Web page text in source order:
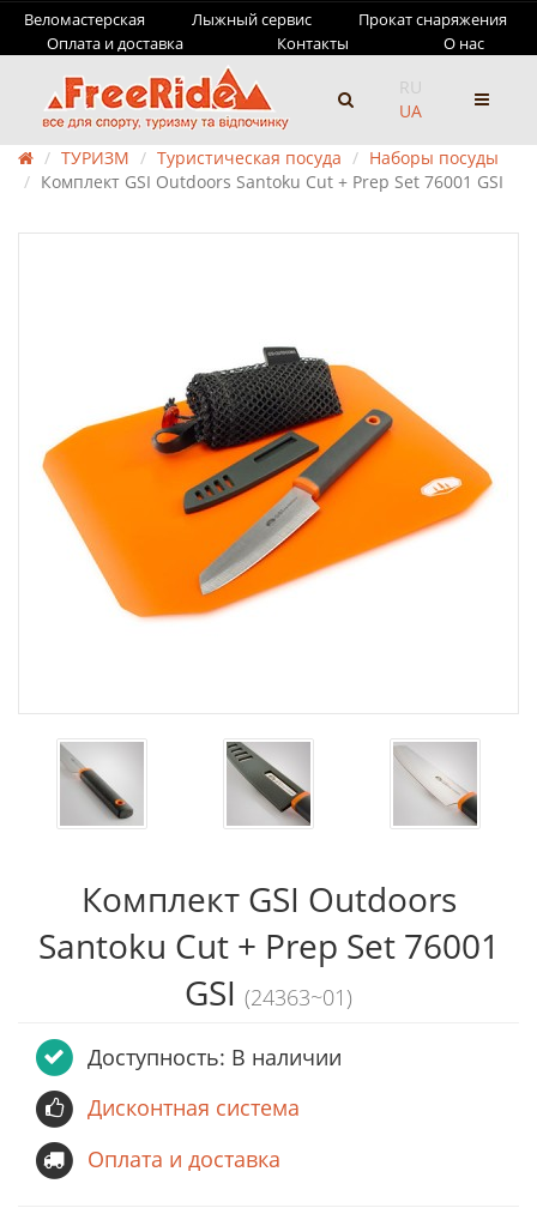
Веломастерская Лыжный сервис
Прокат снаряжения
Оплата и доставка
Контакты О нас
RU
UA
ТУРИЗМ Туристическая посуда
Наборы посуды
Комплект GSI Outdoors Santoku Cut + Prep Set 76001 GSI
Комплект GSI Outdoors
Santoku Cut + Prep Set 76001
GSI (24363~01)
Доступность: В наличии
Дисконтная система
Оплата и доставка